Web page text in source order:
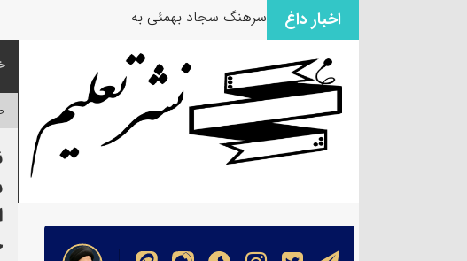
اخبار داغ سرهنگ سجاد بهمئی به عنوان مسئ